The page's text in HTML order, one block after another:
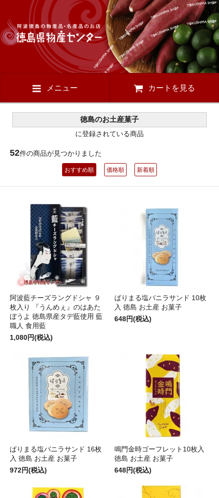
メニュー カートを見る
徳島のお土産菓子
に登録されている商品
52件の商品が見つかりました
おすすめ順 価格順 新着順
阿波藍チーズラングドシャ ９
枚入り 『うんめぇ』のはあた
ぼうよ 徳島県産タデ藍使用 藍
職人 食用藍
1,080円(税込)
ぱりまる塩バニラサンド 10枚
入 徳島 お土産 お菓子
648円(税込)
ぱりまる塩バニラサンド 16枚
入 徳島 お土産 お菓子
972円(税込)
鳴門金時ゴーフレット10枚入
徳島 お土産 お菓子
648円(税込)